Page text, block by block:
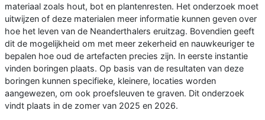
materiaal zoals hout, bot en plantenresten. Het onderzoek moet
uitwijzen of deze materialen meer informatie kunnen geven over
hoe het leven van de Neanderthalers eruitzag. Bovendien geeft
dit de mogelijkheid om met meer zekerheid en nauwkeuriger te
bepalen hoe oud de artefacten precies zijn. In eerste instantie
vinden boringen plaats. Op basis van de resultaten van deze
boringen kunnen specifieke, kleinere, locaties worden
aangewezen, om ook proefsleuven te graven. Dit onderzoek
vindt plaats in de zomer van 2025 en 2026.